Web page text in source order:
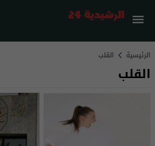
الرئيسية القلب
القلب